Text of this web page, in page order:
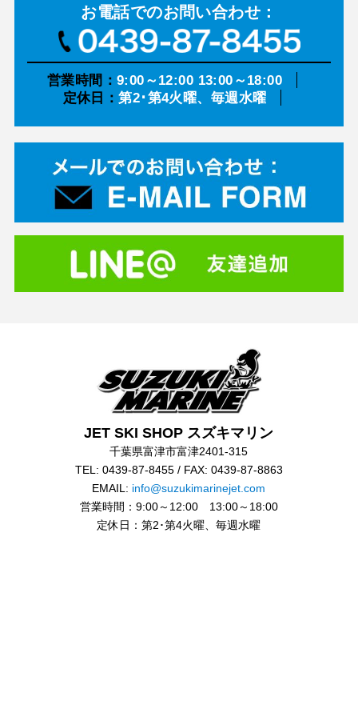
お電話でのお問い合わせ：
営業時間： 9:00～12:00 13:00～18:00
定休日：第2･第4火曜、毎週水曜
JET SKI SHOP スズキマリン
千葉県富津市富津2401-315
TEL: 0439-87-8455 / FAX: 0439-87-8863
EMAIL: info@suzukimarinejet.com
営業時間：9:00～12:00 13:00～18:00
定休日：第2･第4火曜、毎週水曜